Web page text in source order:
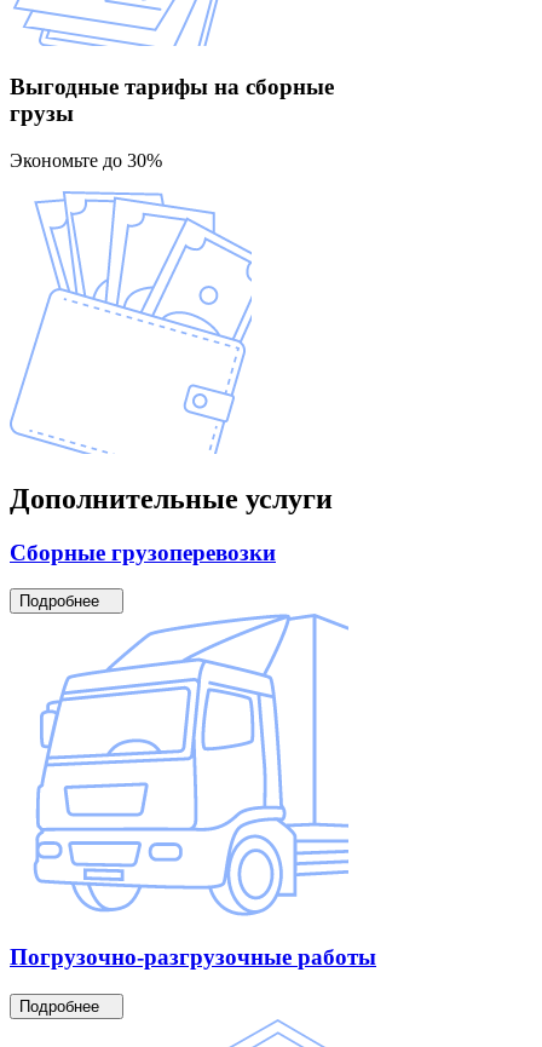
Выгодные тарифы на сборные
грузы
Экономьте до 30%
Дополнительные услуги
Сборные грузоперевозки
Подробнее
Погрузочно-разгрузочные работы
Подробнее